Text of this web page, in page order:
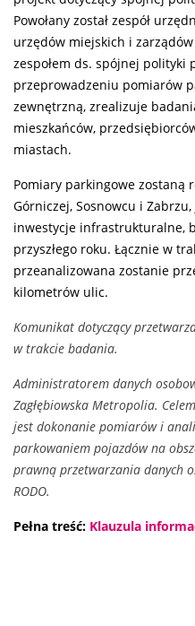
Powołany został zespół
urzędów miejskich i
zespołem ds. spójnej polityki
przeprowadzeniu pomiarów
zewnętrzną, zrealizuje
mieszkańców,
miastach.
Pomiary parkingowe zostaną
Górniczej, Sosnowcu i
inwestycje infrastrukturalne,
przyszłego roku. Łącznie w
przeanalizowana zostanie
kilometrów ulic.
Komunikat dotyczący
w trakcie badania.
Administratorem danych
Zagłębiowska Metropolia.
jest dokonanie pomiarów i
parkowaniem pojazdów na
prawną przetwarzania danych
RODO.
Pełna treść: Klauzula